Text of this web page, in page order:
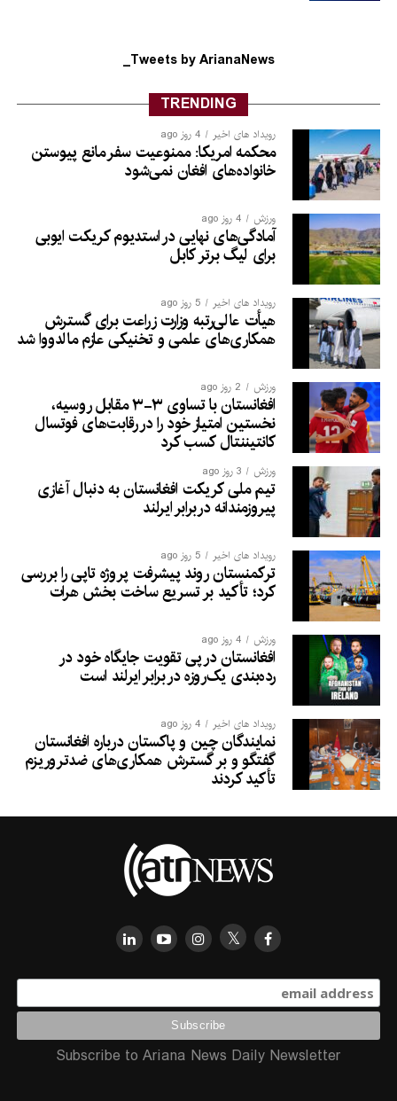
Tweets by ArianaNews_
TRENDING
رویداد های اخیر 4 روز ago
محکمه امریکا: ممنوعیت سفر مانع پیوستن
خانواده‌های افغان نمی‌شود
ورزش 4 روز ago
آمادگی‌های نهایی در استدیوم کریکت ایوبی
برای لیگ برتر کابل
رویداد های اخیر 5 روز ago
هیأت عالی‌رتبه وزارت زراعت برای گسترش
همکاری‌های علمی و تخنیکی عازم مالدووا شد
ورزش 2 روز ago
افغانستان با تساوی ۳-۳ مقابل روسیه،
نخستین امتیاز خود را در رقابت‌های فوتسال
کانتیننتال کسب کرد
ورزش 3 روز ago
تیم ملی کریکت افغانستان به دنبال آغازی
پیروزمندانه دربرابر ایرلند
رویداد های اخیر 5 روز ago
ترکمنستان روند پیشرفت پروژه تاپی را بررسی
کرد؛ تأکید بر تسریع ساخت بخش هرات
ورزش 4 روز ago
افغانستان در پی تقویت جایگاه خود در
رده‌بندی یک‌روزه در برابر ایرلند است
رویداد های اخیر 4 روز ago
نمایندگان چین و پاکستان درباره افغانستان
گفتگو و بر گسترش همکاری‌های ضدتروریزم
تأکید کردند
Subscribe to Ariana News Daily Newsletter